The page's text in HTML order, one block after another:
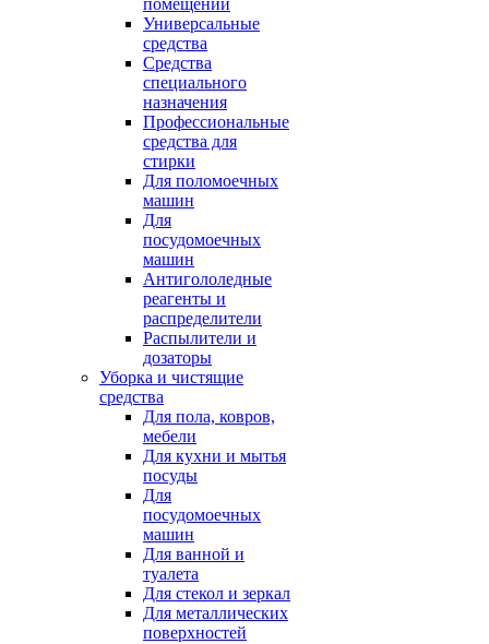
помещений
Универсальные
средства
Средства
специального
назначения
Профессиональные
средства для
стирки
Для поломоечных
машин
Для
посудомоечных
машин
Антигололедные
реагенты и
распределители
Распылители и
дозаторы
Уборка и чистящие
средства
Для пола, ковров,
мебели
Для кухни и мытья
посуды
Для
посудомоечных
машин
Для ванной и
туалета
Для стекол и зеркал
Для металлических
поверхностей